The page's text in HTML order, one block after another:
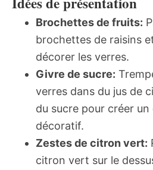
Brochettes de fruits:
brochettes de raisins
décorer les verres.
Givre de sucre:
verres dans du jus de
du sucre pour créer
décoratif.
Zestes de citron vert:
citron vert sur le